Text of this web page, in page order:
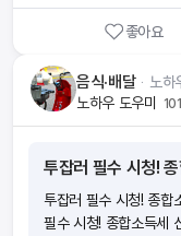
좋아요
음식·배달ᆞ 노하
노하우 도우미
투잡러 필수 시청! 종합
필수 시청! 종합소득세